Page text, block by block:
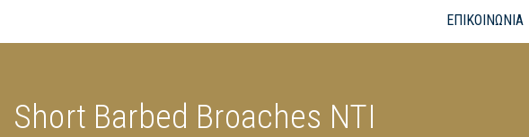
ΕΠΙΚΟΙΝΩΝΙΑ
Short Barbed Broaches NTI